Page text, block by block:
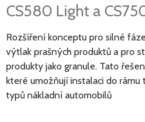
CS580 Light a
Rozšíření konceptu pro silné
výtlak prašných produktů a pro
produkty jako granule. Tato
které umožňují instalaci do rámu
typů nákladní automobilů